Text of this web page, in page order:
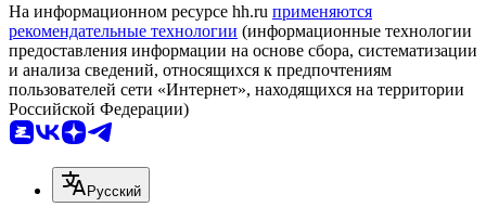
На информационном ресурсе hh.ru применяются
рекомендательные технологии (информационные технологии
предоставления информации на основе сбора, систематизации
и анализа сведений, относящихся к предпочтениям
пользователей сети «Интернет», находящихся на территории
Российской Федерации)
Русский